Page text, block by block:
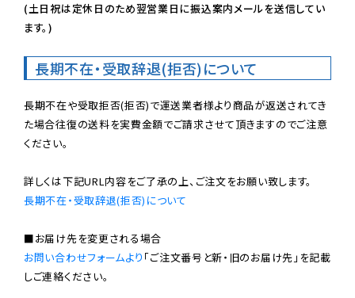
(土日祝は定休日のため翌営業日に振込案内メールを送信してい
ます。)
長期不在・受取辞退(拒否)について
長期不在や受取拒否(拒否)で運送業者様より商品が返送されてき
た場合往復の送料を実費金額でご請求させて頂きますのでご注意
ください。
長期不在・受取辞退(拒否)について
お問い合わせフォームより 「ご注文番号と新・旧のお届け先」を記載
しご連絡ください。